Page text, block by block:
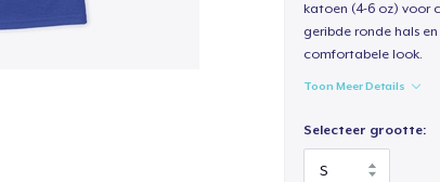
katoen (4-6 oz) voor
geribde ronde hals
comfortabele look.
Toon Meer Details
Selecteer grootte: